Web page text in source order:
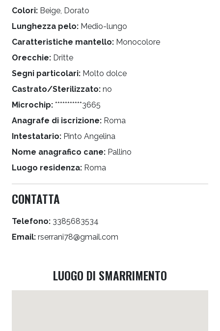
Colori: Beige, Dorato
Lunghezza pelo: Medio-lungo
Caratteristiche mantello: Monocolore
Orecchie: Dritte
Segni particolari: Molto dolce
Castrato/Sterilizzato: no
Microchip: ***********3665
Anagrafe di iscrizione: Roma
Intestatario: Pinto Angelina
Nome anagrafico cane: Pallino
Luogo residenza: Roma
CONTATTA
Telefono: 3385683534
Email: rserrani78@gmail.com
LUOGO DI SMARRIMENTO